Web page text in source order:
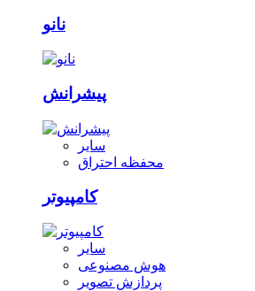
نانو
پیشرانش
سایر
محفظه احتراق
کامپیوتر
سایر
هوش مصنوعی
پردازش تصویر